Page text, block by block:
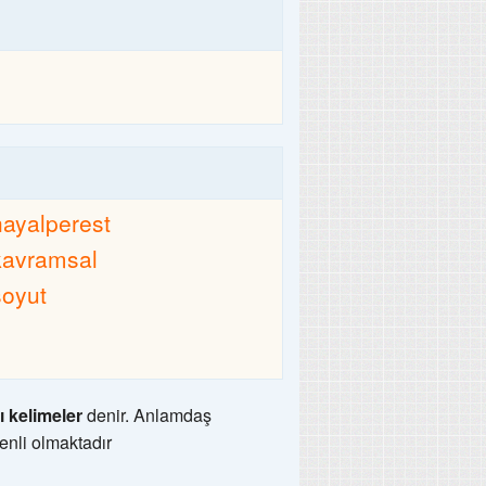
kelimelerdenir. Anlamdaş
olmaktadır